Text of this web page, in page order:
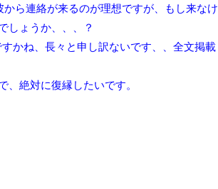
ら連絡が来るのが理想ですが、もし来なけ
しょうか、、、？
かね、長々と申し訳ないです、、全文掲載
絶対に復縁したいです。